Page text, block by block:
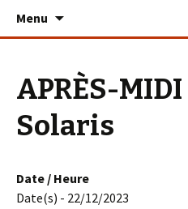
Le PLAN B –
Menu
APRÈS-
Solaris
Date / Heure
Date(s) - 22/12/2023